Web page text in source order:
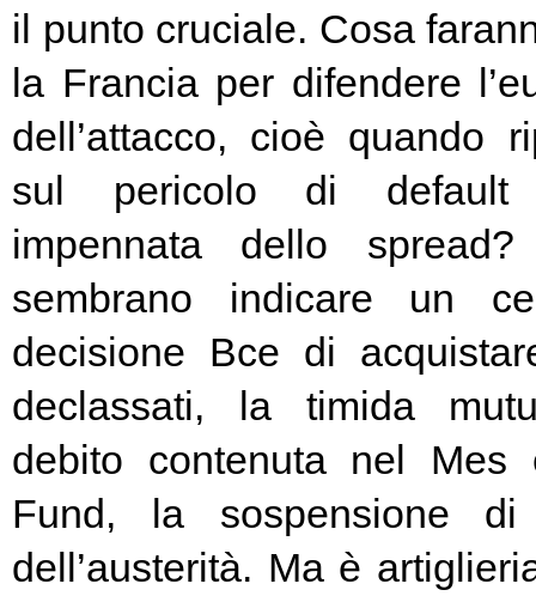
il punto cruciale. Cosa
la Francia per difendere
dell’attacco, cioè quando
sul pericolo di default
impennata dello
sembrano indicare un
decisione Bce di
declassati, la timida
debito contenuta nel Mes
Fund, la sospensione di
dell’austerità. Ma è